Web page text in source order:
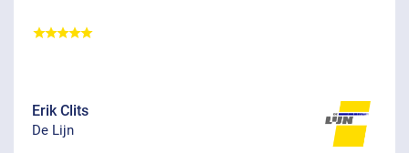
Erik Clits
De Lijn